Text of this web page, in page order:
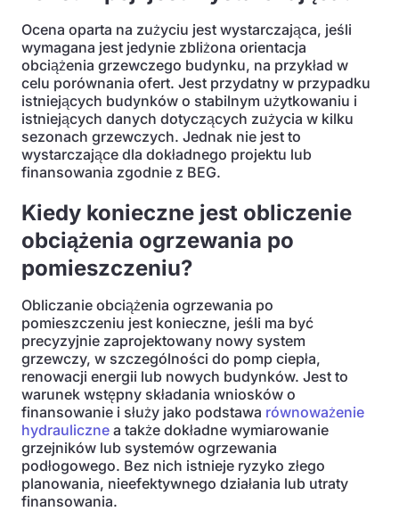
Ocena oparta na zużyciu jest wystarczająca, jeśli
wymagana jest jedynie zbliżona orientacja
obciążenia grzewczego budynku, na przykład w
celu porównania ofert. Jest przydatny w przypadku
istniejących budynków o stabilnym użytkowaniu i
istniejących danych dotyczących zużycia w kilku
sezonach grzewczych. Jednak nie jest to
wystarczające dla dokładnego projektu lub
finansowania zgodnie z BEG.
Kiedy konieczne jest obliczenie
obciążenia ogrzewania po
pomieszczeniu?
Obliczanie obciążenia ogrzewania po
pomieszczeniu jest konieczne, jeśli ma być
precyzyjnie zaprojektowany nowy system
grzewczy, w szczególności do pomp ciepła,
renowacji energii lub nowych budynków. Jest to
warunek wstępny składania wniosków o
finansowanie i służy jako podstawa równoważenie
hydrauliczne a także dokładne wymiarowanie
grzejników lub systemów ogrzewania
podłogowego. Bez nich istnieje ryzyko złego
planowania, nieefektywnego działania lub utraty
finansowania.